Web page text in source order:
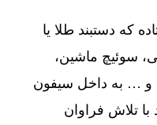
که دستبند طلا یا
سوئیچ ماشین،
و … به داخل سیفون
تلاش فراوان